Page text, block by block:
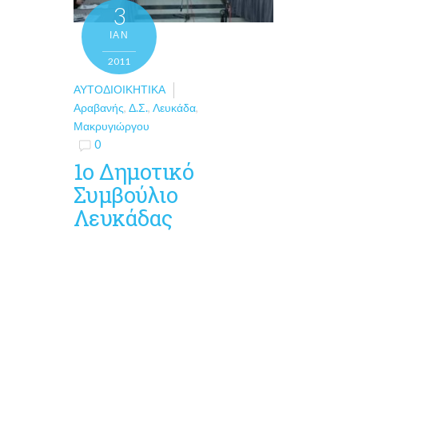
3
ΙΑΝ
2011
ΑΥΤΟΔΙΟΙΚΗΤΙΚΆ
Αραβανής, Δ.Σ., Λευκάδα,
Μακρυγιώργου
0
1o Δημοτικό
Συμβούλιο
Λευκάδας